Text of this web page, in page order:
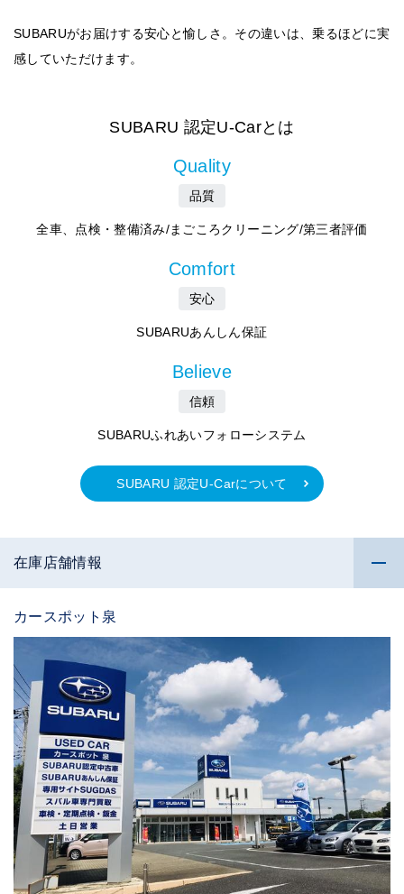
SUBARUがお届けする安心と愉しさ。その違いは、乗るほどに実
感していただけます。
SUBARU 認定U-Carとは
Quality
品質
全車、点検・整備済み/まごころクリーニング/第三者評価
Comfort
安心
SUBARUあんしん保証
Believe
信頼
SUBARUふれあいフォローシステム
SUBARU 認定U-Carについて
在庫店舗情報
カースポット泉